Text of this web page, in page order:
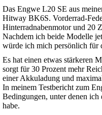
Das Engwe L20 SE aus
Hitway BK6S. Vorderrad-
Hinterradnabenmotor und 20
Nachdem ich beide Modelle
würde ich mich persönlich für
Es hat einen etwas stärkeren
sorgt für 30 Prozent mehr
einer Akkuladung und
In meinem Testbericht zum
Bedingungen, unter denen
habe.